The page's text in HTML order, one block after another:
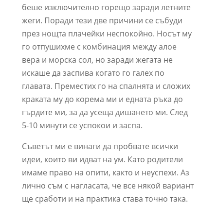
беше изключително горещо заради летните
жеги. Поради тези две причини се събуди
през нощта плачейки неспокойно. Носът му
го отпушихме с комбинация между алое
вера и морска сол, но заради жегата не
искаше да заспива когато го галех по
главата. Преместих го на спалнята и сложих
краката му до корема ми и едната ръка до
гърдите ми, за да усеща дишането ми. След
5-10 минути се успокои и заспа.
Съветът ми е винаги да пробвате всички
идеи, които ви идват на ум. Като родители
имаме право на опити, както и неуспехи. Аз
лично съм с нагласата, че все някой вариант
ще сработи и на практика става точно така.